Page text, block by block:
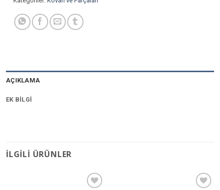
AÇIKLAMA
EK BILGI
İLGILI ÜRÜNLER